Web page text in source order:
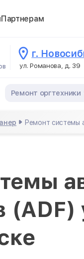
Партнерам
г.
ул. Романова, д. 39
Ремонт оргтехники
Ремонт системы
(ADF)